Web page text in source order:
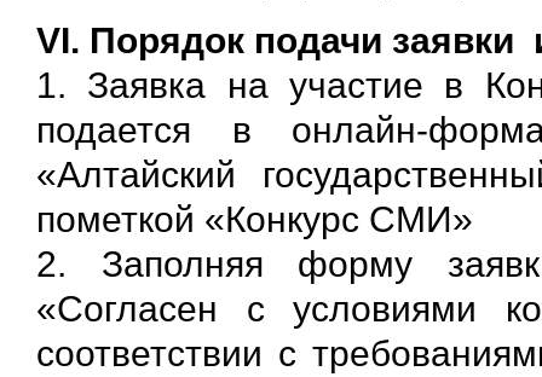
VI. Порядок подачи заявки
1. Заявка на участие в
подается в онлайн-
«Алтайский
пометкой «Конкурс СМИ»
2. Заполняя форму
«Согласен с условиями
соответствии с